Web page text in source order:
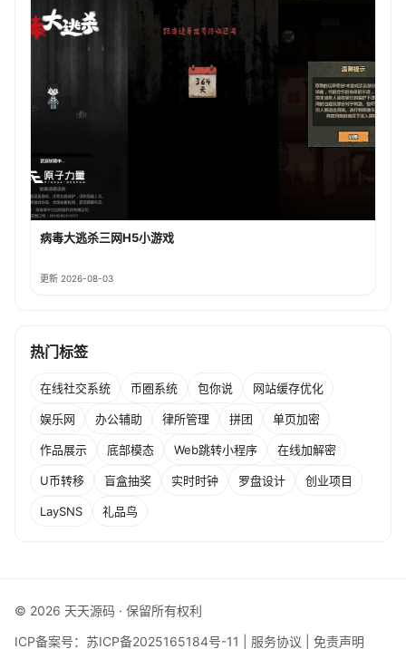
病毒大逃杀三网H5小游戏
更新 2026-08-03
热门标签
在线社交系统 币圈系统 包你说 网站缓存优化
娱乐网 办公辅助 律所管理 拼团 单页加密
作品展示 底部模态 Web跳转小程序 在线加解密
U币转移 盲盒抽奖 实时时钟 罗盘设计 创业项目
LaySNS 礼品鸟
© 2026 天天源码 · 保留所有权利
ICP备案号： 苏ICP备2025165184号-11 服务协议 免责声明